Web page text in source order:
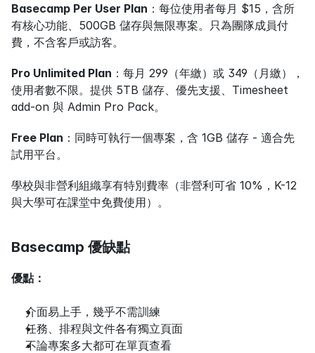
Basecamp Per User Plan ：每位使用者每月 $15，含所
有核心功能、500GB 儲存與無限專案。只為團隊成員付
費，不含客戶或訪客。
Pro Unlimited Plan ：每月 299（年繳）或 349（月繳），
使用者數不限。提供 5TB 儲存、優先支援、Timesheet
add-on 與 Admin Pro Pack。
Free Plan ：同時可執行一個專案，含 1GB 儲存 - 適合先
試用平台。
學校與非營利組織享有特別費率（非營利可省 10%，K-12
與大學可在課堂中免費使用）。
Basecamp 優缺點
優點：
介面易上手，幾乎不需訓練
任務、排程與文件各有獨立頁面
不論專案多大都可在單頁查看